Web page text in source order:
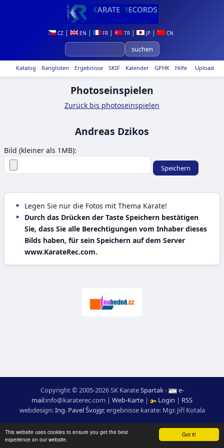
Got it!
This website uses cookies to ensure you get the best
experience on our website.
CZ| EN | FR| TR| JP| CN
Upload
Katalog Ranglisten Ergebnisse SKIF Kalender GPHK Hilfe
Photoseinspielen
Zurück bis photoseinspielen
Andreas Dzikos
Bild (kleiner als 1MB):
Legen Sie nur die Fotos mit Thema Karate!
Durch das Drücken der Taste Speichern bestätigen
Sie, dass Sie alle Berechtigungen vom Inhaber dieses
Bilds haben, für sein Speichern auf dem Server
www.KarateRec.com.
Copyright © 2005-2026 SK KarateSpartak-
e-
mail:moc.ceretarak@ofni | Web-Karte | Login | RSS
webdesign:Ing. Pavel Švojgr,ergebnisse karate: Mgr. Jiří Kotala